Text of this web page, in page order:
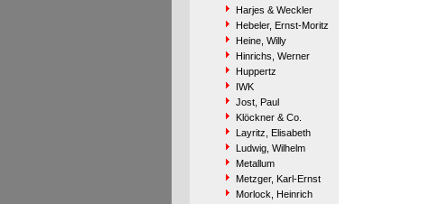
Harjes & Weckler
Hebeler, Ernst-Moritz
Heine, Willy
Hinrichs, Werner
Huppertz
IWK
Jost, Paul
Klöckner & Co.
Layritz, Elisabeth
Ludwig, Wilhelm
Metallum
Metzger, Karl-Ernst
Morlock, Heinrich